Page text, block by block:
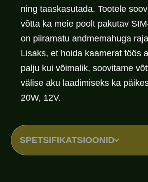
ning taaskasutada. Tootele
võtta ka meie poolt pakutav
on piiramatu andmemahuga
Lisaks, et hoida kaamerat töös
palju kui võimalik, soovitame
välise aku laadimiseks ka
20W, 12V.
SPETSIFIKATSIOONID